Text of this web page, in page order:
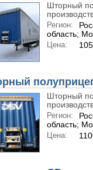
Шторный
Регион:
область;
Цена:
Шторный
Регион:
область;
Цена: